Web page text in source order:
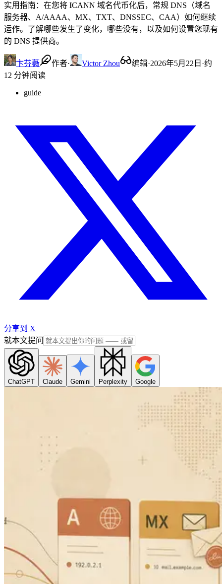
实用指南：在您将 ICANN 域名代币化后，常规 DNS（域名
服务器、A/AAAA、MX、TXT、DNSSEC、CAA）如何继续
运作。了解哪些发生了变化，哪些没有，以及如何设置您现有
的 DNS 提供商。
卞芬薇 作者· Victor Zhou 编辑·2026年5月22日 ·约
12 分钟阅读
guide
分享到 X
就本文提问
ChatGPT Claude Gemini Perplexity Google